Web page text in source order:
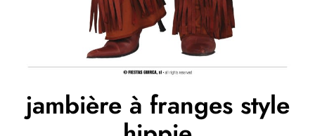
jambière à franges style